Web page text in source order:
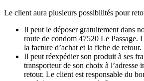
Le client aura plusieurs possibilités pour
Il peut le déposer gratuitement dans
route de condom 47520 Le Passage.
la facture d’achat et la fiche de retour.
Il peut réexpédier son produit à ses
transporteur de son choix à l’adresse
retour. Le client est responsable du